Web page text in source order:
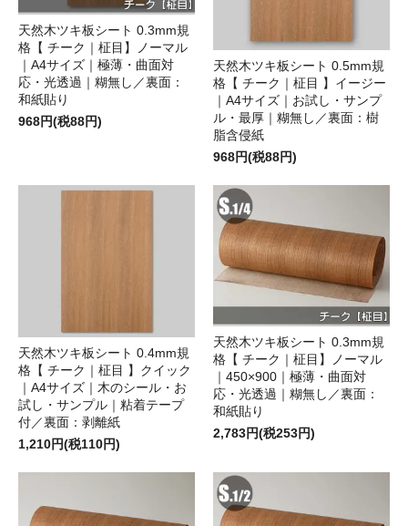
天然木ツキ板シート 0.3mm規
格【 チーク｜柾目】ノーマル
｜A4サイズ｜極薄・曲面対
応・光透過｜糊無し／裏面：
和紙貼り
968円(税88円)
天然木ツキ板シート 0.5mm規
格【 チーク｜柾目 】イージー
｜A4サイズ｜お試し・サンプ
ル・最厚｜糊無し／裏面：樹
脂含侵紙
968円(税88円)
天然木ツキ板シート 0.4mm規
格【 チーク｜柾目 】クイック
｜A4サイズ｜木のシール・お
試し・サンプル｜粘着テープ
付／裏面：剥離紙
1,210円(税110円)
天然木ツキ板シート 0.3mm規
格【 チーク｜柾目】ノーマル
｜450×900｜極薄・曲面対
応・光透過｜糊無し／裏面：
和紙貼り
2,783円(税253円)